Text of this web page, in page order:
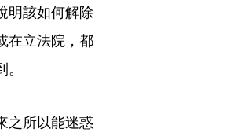
明該如何解除
在立法院，都
之所以能迷惑